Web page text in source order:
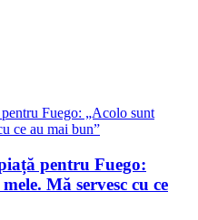
pentru Fuego:
Mă servesc cu ce